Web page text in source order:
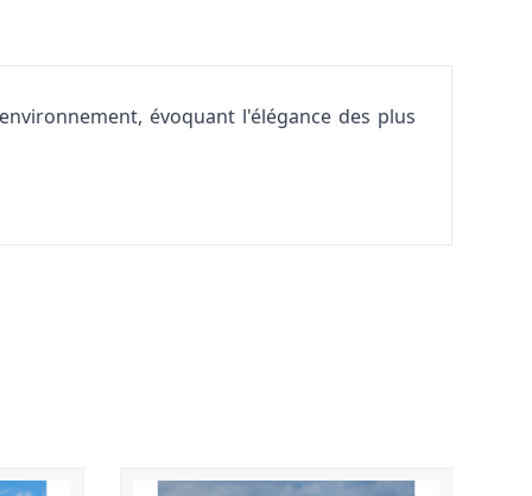
évoquant l'élégance des plus